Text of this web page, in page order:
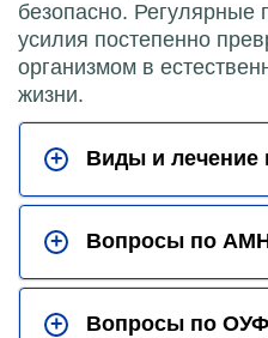
безопасно.
усилия постепенно
организмом в
жизни.
+ Виды и лечение
+ Вопросы по
+ Вопросы по